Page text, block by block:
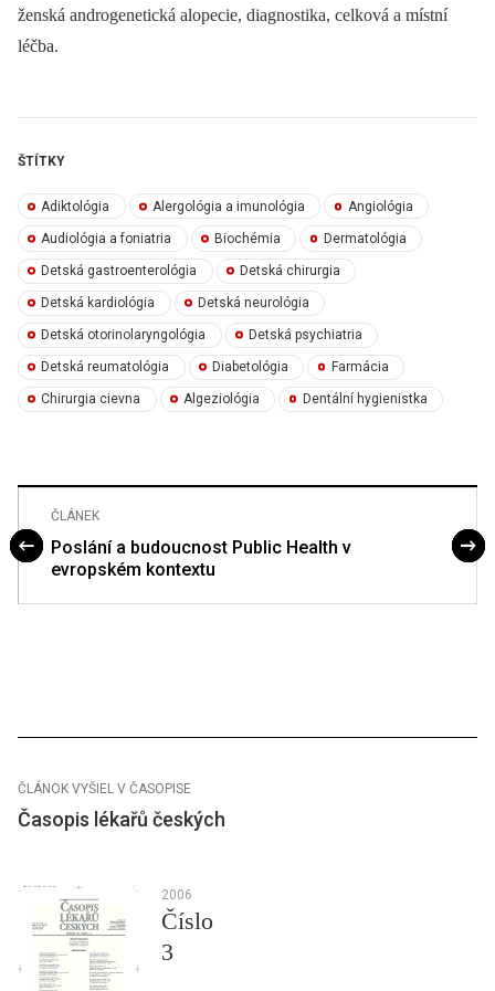
ženská androgenetická alopecie, diagnostika, celková a místní
léčba.
ŠTÍTKY
Adiktológia Alergológia a imunológia Angiológia
Audiológia a foniatria Biochémia Dermatológia
Detská gastroenterológia Detská chirurgia
Detská kardiológia Detská neurológia
Detská otorinolaryngológia Detská psychiatria
Detská reumatológia Diabetológia Farmácia
Chirurgia cievna Algeziológia Dentální hygienistka
ČLÁNEK
Poslání a budoucnost Public Health v
evropském kontextu
ČLÁNOK VYŠIEL V ČASOPISE
Časopis lékařů českých
2006
Číslo
3